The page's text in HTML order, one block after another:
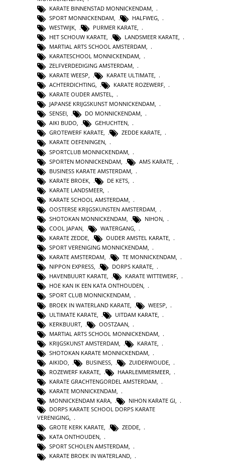
KARATE BINNENSTAD MONNICKENDAM
SPORT MONNICKENDAM
HALFWEG
WESTWIJK
PURMER KARATE
HET SCHOUW KARATE
LANDSMEER KARATE
MARTIAL ARTS SCHOOL AMSTERDAM
KARATESCHOOL MONNICKENDAM
ZELFVERDEDIGING AMSTERDAM
KARATE WEESP, KARATE ULTIMATE,
ACHTERDICHTING, KARATE ROZEWERF,
KARATE OUDER AMSTEL,
JAPANSE KRIJGSKUNST MONNICKENDAM,
SENSEI, DO MONNICKENDAM,
AIKI BUDO, GEHUCHTEN,
GROTEWERF KARATE, ZEDDE KARATE,
KARATE OEFENINGEN,
SPORTCLUB MONNICKENDAM
SPORTEN MONNICKENDAM
AMS KARATE
BUSINESS KARATE AMSTERDAM
KARATE BROEK
DE KETS
KARATE LANDSMEER
KARATE SCHOOL AMSTERDAM
OOSTERSE KRIJGSKUNSTEN AMSTERDAM
SHOTOKAN MONNICKENDAM
NIHON
COOL JAPAN, WATERGANG,
KARATE ZEDDE, OUDER AMSTEL KARATE,
SPORT VERENIGING MONNICKENDAM,
KARATE AMSTERDAM, TE MONNICKENDAM,
NIPPON EXPRESS, DORPS KARATE,
HAVENBUURT KARATE, KARATE WITTEWERF,
HOE KAN IK EEN KATA ONTHOUDEN,
SPORT CLUB MONNICKENDAM,
BROEK IN WATERLAND KARATE
WEESP
ULTIMATE KARATE
UITDAM KARATE
KERKBUURT
OOSTZAAN
MARTIAL ARTS SCHOOL MONNICKENDAM
KRIJGSKUNST AMSTERDAM
KARATE
SHOTOKAN KARATE MONNICKENDAM
AIKIDO
BUSINESS ZUIDERWOUDE
ROZEWERF KARATE
HAARLEMMERMEER
KARATE GRACHTENGORDEL AMSTERDAM,
KARATE MONNICKENDAM,
MONNICKENDAM KARA, NIHON KARATE GI,
DORPS KARATE SCHOOL DORPS KARATE
VERENIGING,
GROTE KERK KARATE, ZEDDE,
KATA ONTHOUDEN,
SPORT SCHOLEN AMSTERDAM,
KARATE BROEK IN WATERLAND,